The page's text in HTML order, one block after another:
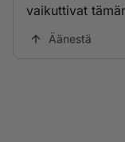
vaikuttivat
Äänestä